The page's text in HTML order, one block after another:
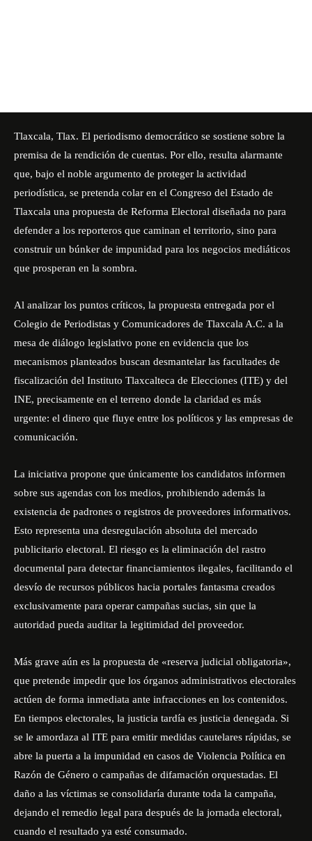
Tlaxcala, Tlax. El periodismo democrático se sostiene sobre la
premisa de la rendición de cuentas. Por ello, resulta alarmante
que, bajo el noble argumento de proteger la actividad
periodística, se pretenda colar en el Congreso del Estado de
Tlaxcala una propuesta de Reforma Electoral diseñada no para
defender a los reporteros que caminan el territorio, sino para
construir un búnker de impunidad para los negocios mediáticos
que prosperan en la sombra.
Al analizar los puntos críticos, la propuesta entregada por el
Colegio de Periodistas y Comunicadores de Tlaxcala A.C. a la
mesa de diálogo legislativo pone en evidencia que los
mecanismos planteados buscan desmantelar las facultades de
fiscalización del Instituto Tlaxcalteca de Elecciones (ITE) y del
INE, precisamente en el terreno donde la claridad es más
urgente: el dinero que fluye entre los políticos y las empresas de
comunicación.
La iniciativa propone que únicamente los candidatos informen
sobre sus agendas con los medios, prohibiendo además la
existencia de padrones o registros de proveedores informativos.
Esto representa una desregulación absoluta del mercado
publicitario electoral. El riesgo es la eliminación del rastro
documental para detectar financiamientos ilegales, facilitando el
desvío de recursos públicos hacia portales fantasma creados
exclusivamente para operar campañas sucias, sin que la
autoridad pueda auditar la legitimidad del proveedor.
Más grave aún es la propuesta de «reserva judicial obligatoria»,
que pretende impedir que los órganos administrativos electorales
actúen de forma inmediata ante infracciones en los contenidos.
En tiempos electorales, la justicia tardía es justicia denegada. Si
se le amordaza al ITE para emitir medidas cautelares rápidas, se
abre la puerta a la impunidad en casos de Violencia Política en
Razón de Género o campañas de difamación orquestadas. El
daño a las víctimas se consolidaría durante toda la campaña,
dejando el remedio legal para después de la jornada electoral,
cuando el resultado ya esté consumado.